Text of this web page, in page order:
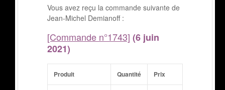
Vous avez reçu la commande suivante de
Jean-Michel Demianoff :
[Commande n°1743] (6 juin
2021)
Produit Quantité Prix